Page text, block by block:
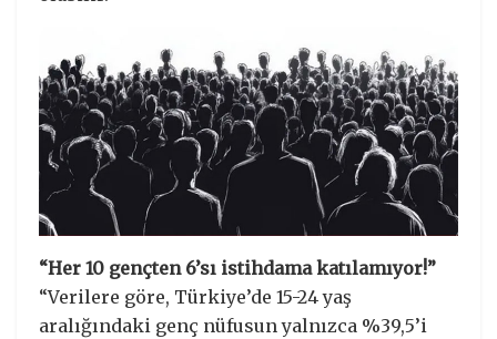
“Her 10 gençten 6’sı istihdama katılamıyor!”
“Verilere göre, Türkiye’de 15-24 yaş
aralığındaki genç nüfusun yalnızca %39,5’i